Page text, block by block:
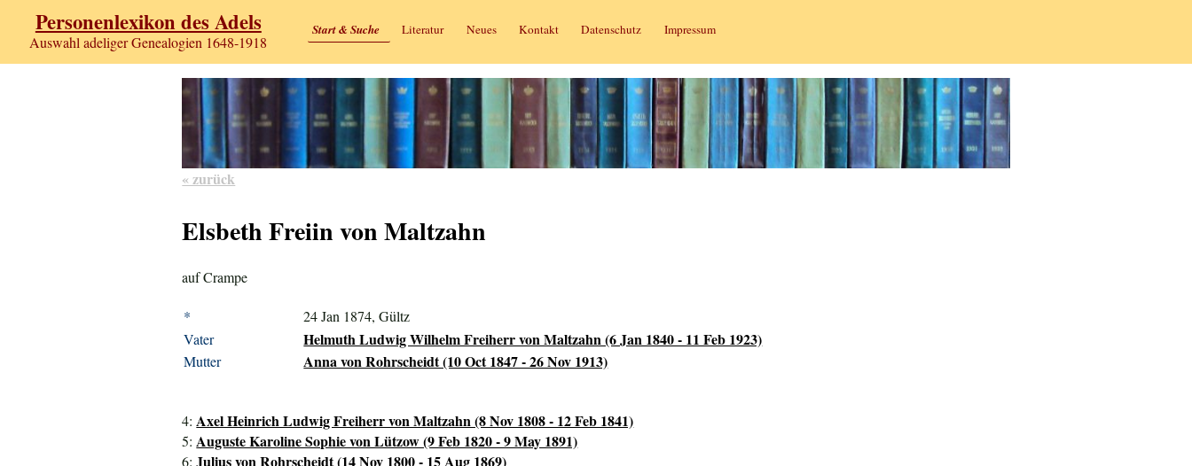
Personenlexikon des Adels
Auswahl adeliger Genealogien 1648-1918
Start & Suche Literatur Neues Kontakt Datenschutz Impressum
« zurück
Elsbeth Freiin von Maltzahn
auf Crampe
*
24 Jan 1874, Gültz
Vater
Helmuth Ludwig Wilhelm Freiherr von Maltzahn (6 Jan 1840 - 11 Feb 1923)
Mutter Anna von Rohrscheidt (10 Oct 1847 - 26 Nov 1913)
4:Axel Heinrich Ludwig Freiherr von Maltzahn (8 Nov 1808 - 12 Feb 1841)
5:Auguste Karoline Sophie von Lützow (9 Feb 1820 - 9 May 1891)
6:Julius von Rohrscheidt (14 Nov 1800 - 15 Aug 1869)